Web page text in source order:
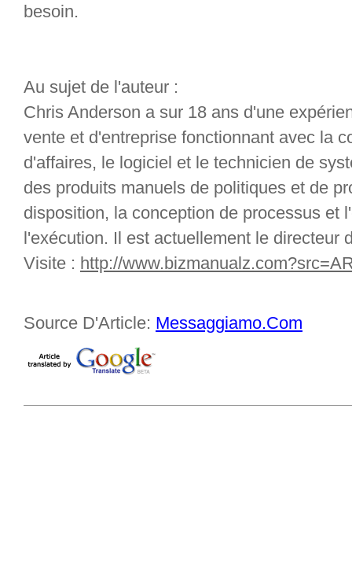
besoin.
Au sujet de l'auteur :
Chris Anderson a sur 18 ans d'une
vente et d'entreprise fonctionnant avec la
d'affaires, le logiciel et le technicien de
des produits manuels de politiques et de
disposition, la conception de processus et
l'exécution. Il est actuellement le directeur
Visite : http://
Source D'Article: Messaggiamo.Com